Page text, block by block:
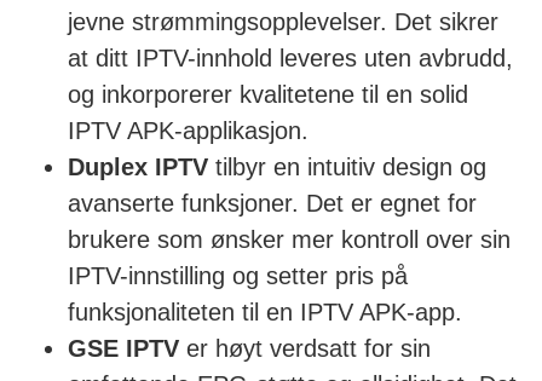
jevne strømmingsopplevelser. Det sikrer
at ditt IPTV-innhold leveres uten avbrudd,
og inkorporerer kvalitetene til en solid
IPTV APK-applikasjon.
Duplex IPTV tilbyr en intuitiv design og
avanserte funksjoner. Det er egnet for
brukere som ønsker mer kontroll over sin
IPTV-innstilling og setter pris på
funksjonaliteten til en IPTV APK-app.
GSE IPTV er høyt verdsatt for sin